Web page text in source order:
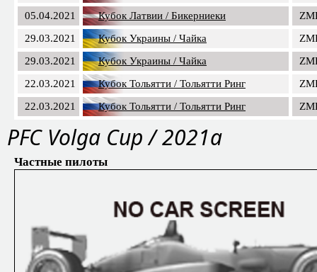
05.04.2021
Кубок Латвии / Бикерниеки
29.03.2021
Кубок Украины / Чайка
29.03.2021
Кубок Украины / Чайка
22.03.2021
Кубок Тольятти / Тольятти Ринг
22.03.2021
Кубок Тольятти / Тольятти Ринг
PFС Volga Cup / 2021a
Частные пилоты